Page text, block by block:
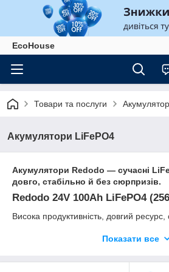
EcoHouse
Товари та послуги
Акумулятори LiFePO4
Акумулятори Redodo — сучасні
довго, стабільно й без сюрпризів.
Redodo 24V 100Ah LiFePO4
Висока продуктивність, довгий ресурс,
сонячних станцій і резервного
Показати все